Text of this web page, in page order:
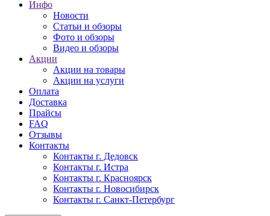
Инфо
Новости
Статьи и обзоры
Фото и обзоры
Видео и обзоры
Акции
Акции на товары
Акции на услуги
Оплата
Доставка
Прайсы
FAQ
Отзывы
Контакты
Контакты г. Дедовск
Контакты г. Истра
Контакты г. Красноярск
Контакты г. Новосибирск
Контакты г. Санкт-Петербург